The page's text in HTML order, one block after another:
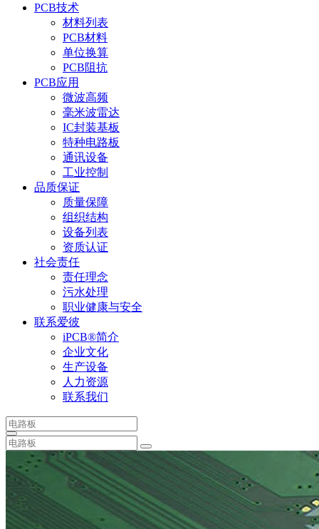
PCB技术
材料列表
PCB材料
单位换算
PCB阻抗
PCB应用
微波高频
毫米波雷达
IC封装基板
特种电路板
通讯设备
工业控制
品质保证
质量保障
组织结构
设备列表
资质认证
社会责任
责任理念
污水处理
职业健康与安全
联系爱彼
iPCB®简介
企业文化
生产设备
人力资源
联系我们